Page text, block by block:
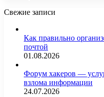
Свежие записи
Как правильно
почтой
01.08.2026
Форум хакеров —
взлома информации
24.07.2026